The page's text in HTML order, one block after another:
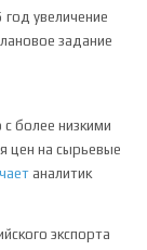
увеличение
задание
более низкими
цен на сырьевые
аналитик
экспорта